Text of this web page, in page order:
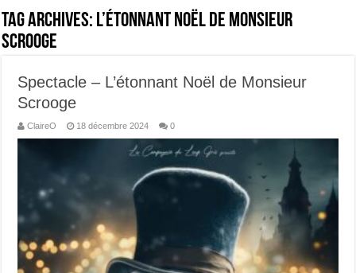
Tag Archives: L’étonnant Noël de Monsieur
Scrooge
Spectacle – L’étonnant Noël de Monsieur
Scrooge
ClaireO 18 décembre 2024 0